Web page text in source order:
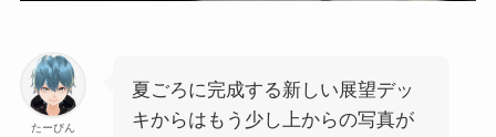
たーびん
夏ごろに完成する新しい展望デッ
キからはもう少し上からの写真が